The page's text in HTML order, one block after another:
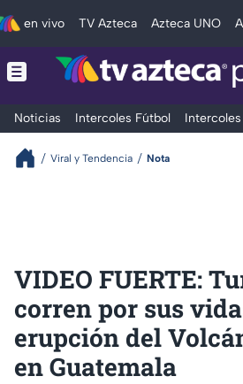
en vivo TV Azteca Azteca UNO
Noticias Intercoles Fútbol
Viral y Tendencia Nota
VIDEO FUERTE:
corren por sus
erupción del
en Guatemala